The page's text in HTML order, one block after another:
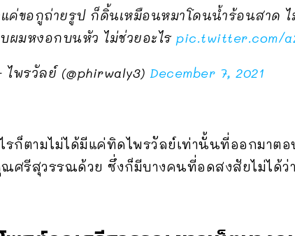
แค่ขอกูถ่ายรูป ก็ดิ้นเหมือนหมาโดนน้ำร้อนสาด
ผมหงอกบนหัว ไม่ช่วยอะไร pic.twitter.com/
พรวัลย์ (@phirwaly3) December 7, 2021
รก็ตามไม่ได้มีแค่ทิดไพรวัลย์เท่านั้นที่ออกมา
ศรีสุวรรณด้วย ซึ่งก็มีบางคนที่อดสงสัยไม่ได้